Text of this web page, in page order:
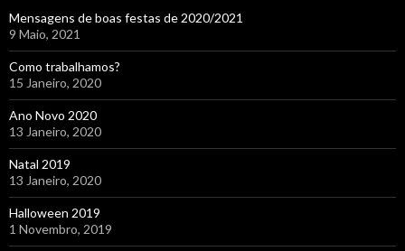
Mensagens de boas festas de 2020/2021
9 Maio, 2021
Como trabalhamos?
15 Janeiro, 2020
Ano Novo 2020
13 Janeiro, 2020
Natal 2019
13 Janeiro, 2020
Halloween 2019
1 Novembro, 2019